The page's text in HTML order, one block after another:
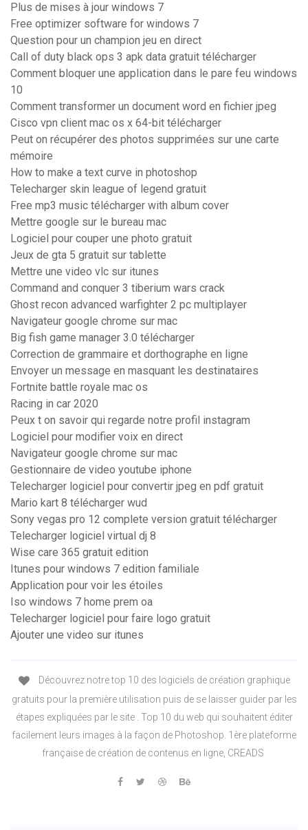
Plus de mises à jour windows 7
Free optimizer software for windows 7
Question pour un champion jeu en direct
Call of duty black ops 3 apk data gratuit télécharger
Comment bloquer une application dans le pare feu windows
10
Comment transformer un document word en fichier jpeg
Cisco vpn client mac os x 64-bit télécharger
Peut on récupérer des photos supprimées sur une carte
mémoire
How to make a text curve in photoshop
Telecharger skin league of legend gratuit
Free mp3 music télécharger with album cover
Mettre google sur le bureau mac
Logiciel pour couper une photo gratuit
Jeux de gta 5 gratuit sur tablette
Mettre une video vlc sur itunes
Command and conquer 3 tiberium wars crack
Ghost recon advanced warfighter 2 pc multiplayer
Navigateur google chrome sur mac
Big fish game manager 3.0 télécharger
Correction de grammaire et dorthographe en ligne
Envoyer un message en masquant les destinataires
Fortnite battle royale mac os
Racing in car 2020
Peux t on savoir qui regarde notre profil instagram
Logiciel pour modifier voix en direct
Navigateur google chrome sur mac
Gestionnaire de video youtube iphone
Telecharger logiciel pour convertir jpeg en pdf gratuit
Mario kart 8 télécharger wud
Sony vegas pro 12 complete version gratuit télécharger
Telecharger logiciel virtual dj 8
Wise care 365 gratuit edition
Itunes pour windows 7 edition familiale
Application pour voir les étoiles
Iso windows 7 home prem oa
Telecharger logiciel pour faire logo gratuit
Ajouter une video sur itunes
Découvrez notre top 10 des logiciels de création graphique
gratuits pour la première utilisation puis de se laisser guider par les
étapes expliquées par le site . Top 10 du web qui souhaitent éditer
facilement leurs images à la façon de Photoshop. 1ère plateforme
française de création de contenus en ligne, CREADS